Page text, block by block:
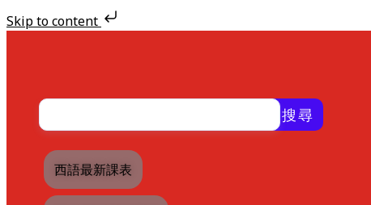
Skip to content
搜尋
西語最新課表